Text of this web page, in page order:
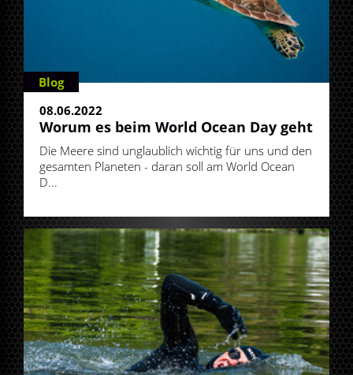
Blog
08.06.2022
Worum es beim World Ocean Day geht
Die Meere sind unglaublich wichtig für uns und den
gesamten Planeten - daran soll am World Ocean
D...